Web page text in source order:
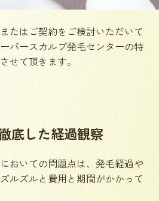
たはご契約をご検討いただいて
パースカルプ発毛センターの特
せて頂きます。
底した経過観察
おいての問題点は、発毛経過や
ルズルと費用と期間がかかって